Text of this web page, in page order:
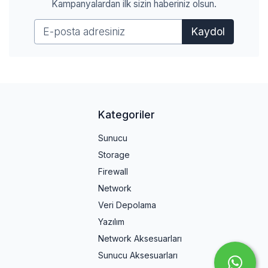
Kampanyalardan ilk sizin haberiniz olsun.
Kaydol
Kategoriler
Sunucu
Storage
Firewall
Network
Veri Depolama
Yazılım
Network Aksesuarları
Sunucu Aksesuarları